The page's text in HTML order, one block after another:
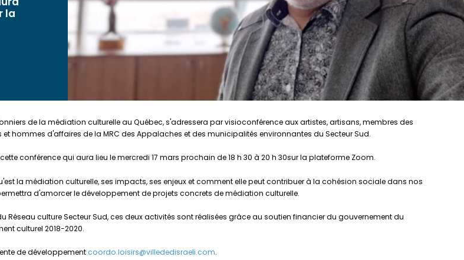
la
de la médiation culturelle au Québec, s'adressera par visioconférence aux artistes, artisans, membres des
hommes d'affaires de la MRC des Appalaches et des municipalités environnantes du Secteur Sud.
conférence qui aura lieu le mercredi 17 mars prochain de 18 h 30 à 20 h 30sur la plateforme Zoom.
la médiation culturelle, ses impacts, ses enjeux et comment elle peut contribuer à la cohésion sociale dans nos
d'amorcer le développement de projets concrets de médiation culturelle.
culture Secteur Sud, ces deux activités sont réalisées grâce au soutien financier du gouvernement du
culturel 2018-2020.
de développementcoordo.loisirs@villededisraeli.com.